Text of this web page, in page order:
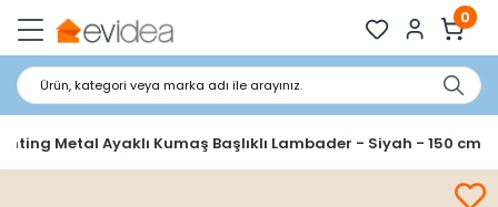
0
Ürün, kategori veya marka adı ile arayınız.
Metal Ayaklı Kumaş Başlıklı Lambader - Siyah - 150 cm